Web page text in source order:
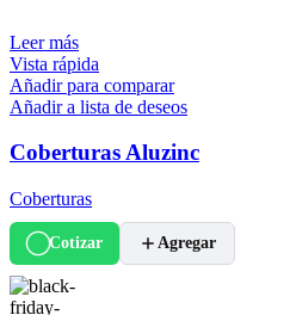
Leer más
Vista rápida
Añadir para comparar
Añadir a lista de deseos
Coberturas Aluzinc
Coberturas
Cotizar Agregar